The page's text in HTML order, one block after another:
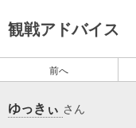
観戦アドバイス
前へ
ゆっきぃ さん